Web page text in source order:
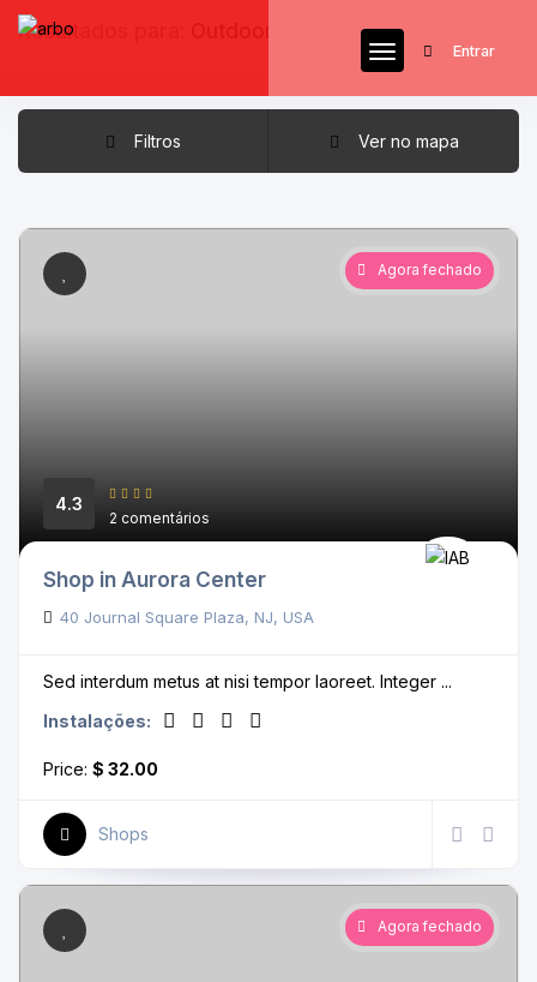
Entrar
Resultados para:
Filtros Ver no mapa
Agora fechado
4.3
2 comentários
Shop in Aurora Center
40 Journal Square Plaza, NJ, USA
Sed interdum metus at nisi tempor laoreet. Integer ...
Instalações:
Price: $ 32.00
Shops
Agora fechado